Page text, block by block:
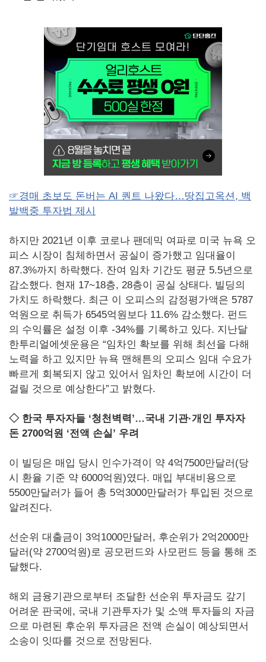
☞경매 초보도 돈버는 AI 퀀트 나왔다…땅집고옥션, 백
발백중 투자법 제시
하지만 2021년 이후 코로나 팬데믹 여파로 미국 뉴욕 오
피스 시장이 침체하면서 공실이 증가했고 임대율이
87.3%까지 하락했다. 잔여 임차 기간도 평균 5.5년으로
감소했다. 현재 17~18층, 28층이 공실 상태다. 빌딩의
가치도 하락했다. 최근 이 오피스의 감정평가액은 5787
억원으로 취득가 6545억원보다 11.6% 감소했다. 펀드
의 수익률은 설정 이후 -34%를 기록하고 있다. 지난달
한투리얼에셋운용은 “임차인 확보를 위해 최선을 다해
노력을 하고 있지만 뉴욕 맨해튼의 오피스 임대 수요가
빠르게 회복되지 않고 있어서 임차인 확보에 시간이 더
걸릴 것으로 예상한다”고 밝혔다.
◇ 한국 투자자들 ‘청천벽력’…국내 기관·개인 투자자
돈 2700억원 ‘전액 손실’ 우려
이 빌딩은 매입 당시 인수가격이 약 4억7500만달러(당
시 환율 기준 약 6000억원)였다. 매입 부대비용으로
5500만달러가 들어 총 5억3000만달러가 투입된 것으로
알려진다.
선순위 대출금이 3억1000만달러, 후순위가 2억2000만
달러(약 2700억원)로 공모펀드와 사모펀드 등을 통해 조
달했다.
해외 금융기관으로부터 조달한 선순위 투자금도 갚기
어려운 판국에, 국내 기관투자가 및 소액 투자들의 자금
으로 마련된 후순위 투자금은 전액 손실이 예상되면서
소송이 잇따를 것으로 전망된다.